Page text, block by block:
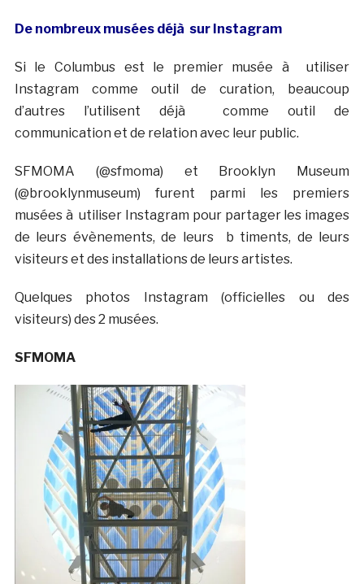
De nombreux musées déjà sur Instagram
Si le Columbus est le premier musée à utiliser
Instagram comme outil de curation, beaucoup
d’autres l’utilisent déjà comme outil de
communication et de relation avec leur public.
SFMOMA (@sfmoma) et Brooklyn Museum
(@brooklynmuseum) furent parmi les premiers
musées à utiliser Instagram pour partager les images
de leurs évènements, de leurs b timents, de leurs
visiteurs et des installations de leurs artistes.
Quelques photos Instagram (officielles ou des
visiteurs) des 2 musées.
SFMOMA